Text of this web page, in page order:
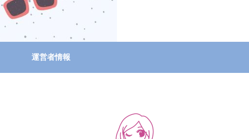
運営者情報